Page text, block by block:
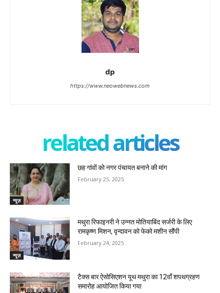
dp
https://www.neowebnews.com
related articles
न्यूज़
छह गांवों को नगर पंचायत बनाने की मांग
February 25, 2025
न्यूज़
मथुरा रिफाइनरी ने उन्नत मोतियाबिंद सर्जरी के लिए
रामकृष्ण मिशन, वृन्दावन को फेको मशीन सौंपी
February 24, 2025
टैक्स बार ऐसोसिएशन यूथ मथुरा का 12वाँ शपथग्रहण
समारोह आयोजित किया गया